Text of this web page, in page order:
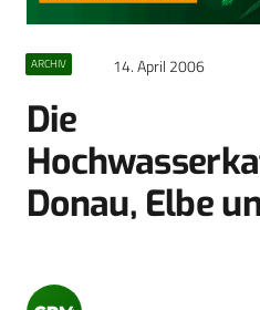
ARCHIV 14. April 2006
Die
Donau, Elbe